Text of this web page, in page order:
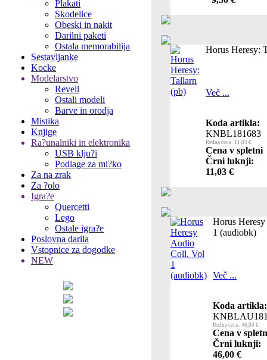
Plakati
Skodelice
Obeski in nakit
Darilni paketi
Ostala memorabilija
Sestavljanke
Kocke
Modelarstvo
Revell
Ostali modeli
Barve in orodja
Mistika
Knjige
Ra?unalniki in elektronika
USB klju?i
Podlage za mi?ko
Za na zrak
Za ?olo
Igra?e
Quercetti
Lego
Ostale igra?e
Poslovna darila
Vstopnice za dogodke
NEW
Horus Heresy:
Več ...
Koda artikla:
KNBL181683
Redna cena: 11,03 €
Cena v spletni
Črni luknji:
11,03 €
Horus
1 (audiobk)
Več ...
Koda artikla:
Redna cena: 46,00 €
Cena v
Črni luknji:
46,00 €